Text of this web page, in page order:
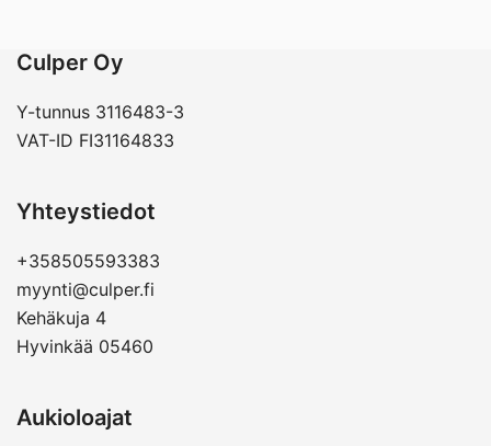
Culper Oy
Y-tunnus 3116483-3
VAT-ID FI31164833
Yhteystiedot
+358505593383
myynti@culper.fi
Kehäkuja 4
Hyvinkää 05460
Aukioloajat